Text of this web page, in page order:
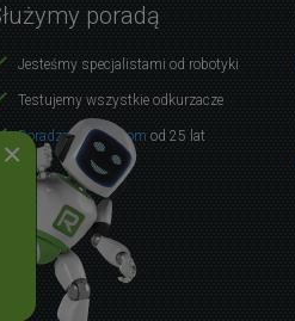
poradą
Jesteśmy specjalistami od robotyki
Testujemy wszystkie odkurzacze
Doradzamy klientom od 25 lat
×